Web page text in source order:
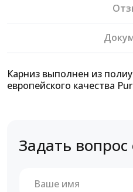
Карниз выполнен из
европейского качества
Задать вопрос